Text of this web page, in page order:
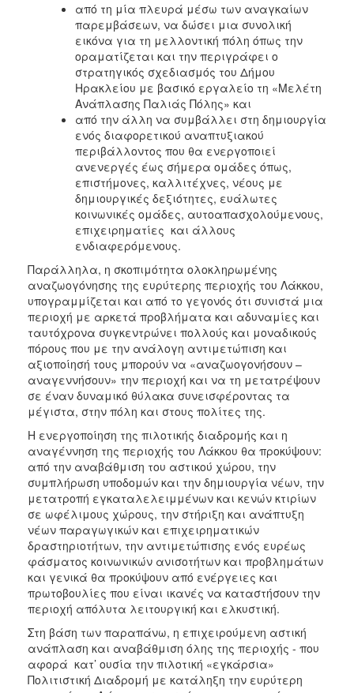
από τη μία πλευρά μέσω των αναγκαίων
παρεμβάσεων, να δώσει μια συνολική
εικόνα για τη μελλοντική πόλη όπως την
οραματίζεται και την περιγράφει ο
στρατηγικός σχεδιασμός του Δήμου
Ηρακλείου με βασικό εργαλείο τη «Μελέτη
Ανάπλασης Παλιάς Πόλης» και
από την άλλη να συμβάλλει στη δημιουργία
ενός διαφορετικού αναπτυξιακού
περιβάλλοντος που θα ενεργοποιεί
ανενεργές έως σήμερα ομάδες όπως,
επιστήμονες, καλλιτέχνες, νέους με
δημιουργικές δεξιότητες, ευάλωτες
κοινωνικές ομάδες, αυτοαπασχολούμενους,
επιχειρηματίες και άλλους
ενδιαφερόμενους.
Παράλληλα, η σκοπιμότητα ολοκληρωμένης
αναζωογόνησης της ευρύτερης περιοχής του Λάκκου,
υπογραμμίζεται και από το γεγονός ότι συνιστά μια
περιοχή με αρκετά προβλήματα και αδυναμίες και
ταυτόχρονα συγκεντρώνει πολλούς και μοναδικούς
πόρους που με την ανάλογη αντιμετώπιση και
αξιοποίησή τους μπορούν να «αναζωογονήσουν –
αναγεννήσουν» την περιοχή και να τη μετατρέψουν
σε έναν δυναμικό θύλακα συνεισφέροντας τα
μέγιστα, στην πόλη και στους πολίτες της.
Η ενεργοποίηση της πιλοτικής διαδρομής και η
αναγέννηση της περιοχής του Λάκκου θα προκύψουν:
από την αναβάθμιση του αστικού χώρου, την
συμπλήρωση υποδομών και την δημιουργία νέων, την
μετατροπή εγκαταλελειμμένων και κενών κτιρίων
σε ωφέλιμους χώρους, την στήριξη και ανάπτυξη
νέων παραγωγικών και επιχειρηματικών
δραστηριοτήτων, την αντιμετώπισης ενός ευρέως
φάσματος κοινωνικών ανισοτήτων και προβλημάτων
και γενικά θα προκύψουν από ενέργειες και
πρωτοβουλίες που είναι ικανές να καταστήσουν την
περιοχή απόλυτα λειτουργική και ελκυστική.
Στη βάση των παραπάνω, η επιχειρούμενη αστική
ανάπλαση και αναβάθμιση όλης της περιοχής - που
αφορά κατ’ ουσία την πιλοτική «εγκάρσια»
Πολιτιστική Διαδρομή με κατάληξη την ευρύτερη